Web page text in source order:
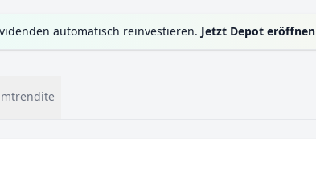
automatisch reinvestieren. Jetzt Depot eröffnen